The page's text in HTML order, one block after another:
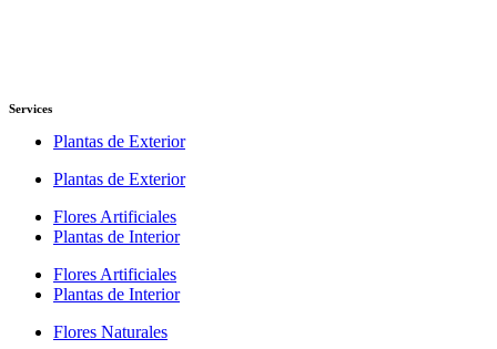
Services
Plantas de Exterior
Plantas de Exterior
Flores Artificiales
Plantas de Interior
Flores Artificiales
Plantas de Interior
Flores Naturales